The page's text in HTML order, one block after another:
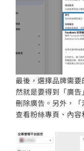
最後，選擇品牌需
然就是要得到「廣
刪除廣告。另外，
查看粉絲專頁、內容